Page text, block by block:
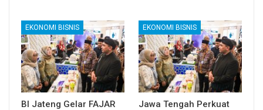
EKONOMI BISNIS
BI Jateng Gelar FAJAR
EKONOMI BISNIS
Jawa Tengah Perkuat